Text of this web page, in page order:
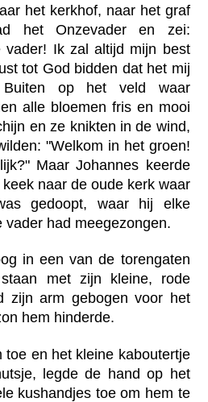
het kerkhof, naar het graf
het Onzevader en zei:
vader! Ik zal altijd mijn best
tot God bidden dat het mij
op het veld waar
alle bloemen fris en mooi
en ze knikten in de wind,
"Welkom in het groen!
Maar Johannes keerde
naar de oude kerk waar
gedoopt, waar hij elke
vader had meegezongen.
in een van de torengaten
met zijn kleine, rode
zijn arm gebogen voor het
hem hinderde.
toe en het kleine kaboutertje
legde de hand op het
kushandjes toe om hem te